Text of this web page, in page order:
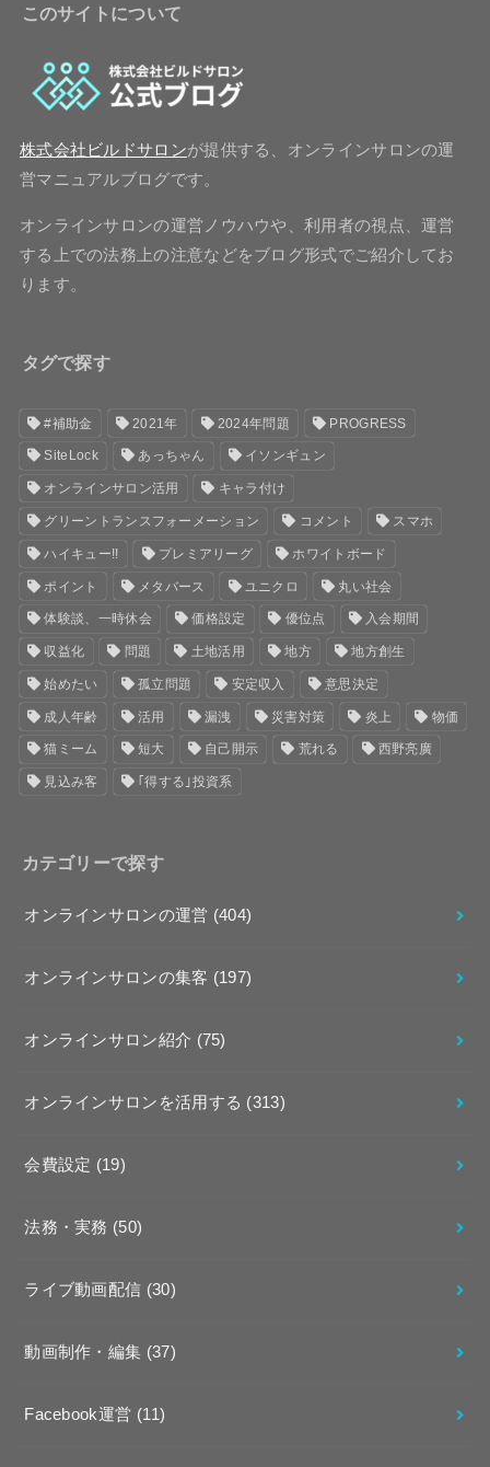
このサイトについて
株式会社ビルドサロンが提供する、オンラインサロンの運
営マニュアルブログです。
オンラインサロンの運営ノウハウや、利用者の視点、運営
する上での法務上の注意などをブログ形式でご紹介してお
ります。
タグで探す
#補助金 2021年 2024年問題 PROGRESS
SiteLock あっちゃん イソンギュン
オンラインサロン活用 キャラ付け
グリーントランスフォーメーション コメント スマホ
ハイキュー!! プレミアリーグ ホワイトボード
ポイント メタバース ユニクロ 丸い社会
体験談、一時休会 価格設定 優位点 入会期間
収益化 問題 土地活用 地方 地方創生
始めたい 孤立問題 安定収入 意思決定
成人年齢 活用 漏洩 災害対策 炎上 物価
猫ミーム 短大 自己開示 荒れる 西野亮廣
見込み客 ｢得する｣投資系
カテゴリーで探す
オンラインサロンの運営 (404)
オンラインサロンの集客 (197)
オンラインサロン紹介 (75)
オンラインサロンを活用する (313)
会費設定 (19)
法務・実務 (50)
ライブ動画配信 (30)
動画制作・編集 (37)
Facebook運営 (11)